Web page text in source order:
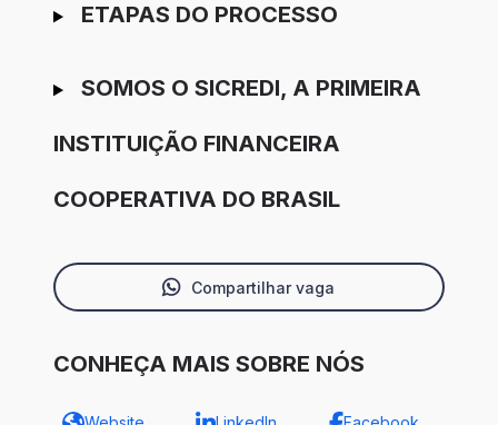
ETAPAS DO PROCESSO
SOMOS O SICREDI, A PRIMEIRA
INSTITUIÇÃO FINANCEIRA
COOPERATIVA DO BRASIL
Compartilhar vaga
CONHEÇA MAIS SOBRE NÓS